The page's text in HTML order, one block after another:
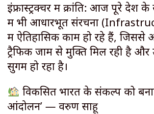
इंफ्रास्ट्रक्चर में क्रांति: आज पूरे देश के
में भी आधारभूत संरचना
में ऐतिहासिक काम हो रहे हैं, जिससे
ट्रैफिक जाम से मुक्ति मिल रही है
सुगम हो रहा है।
विकसित भारत के संकल्प को
आंदोलन’ — वरुण साहू